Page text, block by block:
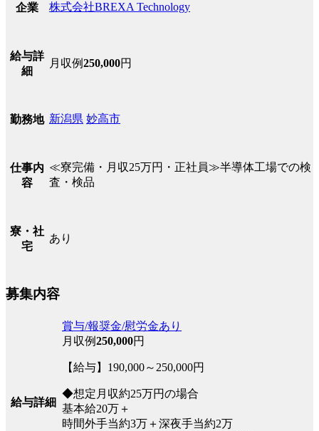
企業 株式会社BREXA Technology
給与詳
細
月収例250,000円
勤務地 新潟県 妙高市
仕事内
容
≪寮完備・月収25万円・正社員≫半導体工場での検
査・検品
寮・社
宅
あり
募集内容
給与詳細
賞与/報奨金/慰労金あり
月収例250,000円
【給与】190,000～250,000円
◆想定月収約25万円の場合
基本給20万＋
時間外手当約3万＋深夜手当約2万